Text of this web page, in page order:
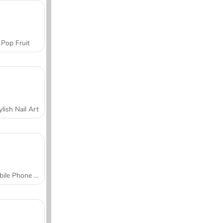
Pop Fruit
Nail Art
Mobile Phone Case Design & DIY